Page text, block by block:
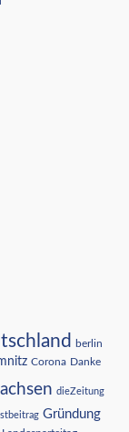
berlin
Corona Danke
dieZeitung
Gründung